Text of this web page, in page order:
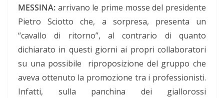
MESSINA: arrivano le prime mosse del presidente
Pietro Sciotto che, a sorpresa, presenta un
“cavallo di ritorno”, al contrario di quanto
dichiarato in questi giorni ai propri collaboratori
su una possibile riproposizione del gruppo che
aveva ottenuto la promozione tra i professionisti.
Infatti, sulla panchina dei giallorossi